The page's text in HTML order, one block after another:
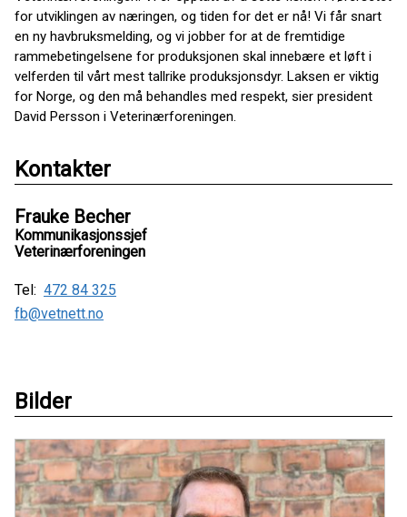
for utviklingen av næringen, og tiden for det er nå! Vi får snart
en ny havbruksmelding, og vi jobber for at de fremtidige
rammebetingelsene for produksjonen skal innebære et løft i
velferden til vårt mest tallrike produksjonsdyr. Laksen er viktig
for Norge, og den må behandles med respekt, sier president
David Persson i Veterinærforeningen.
Kontakter
Frauke Becher
Kommunikasjonssjef
Veterinærforeningen
Tel: 472 84 325
fb@vetnett.no
Bilder